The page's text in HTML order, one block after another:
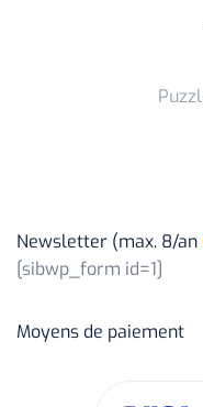
Newsletter (max. 8/
[sibwp_form id=1]
Moyens de paiement